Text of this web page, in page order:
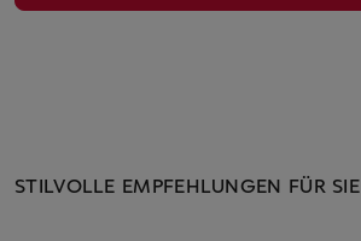
STILVOLLE EMPFEHLUNGEN FÜR SIE